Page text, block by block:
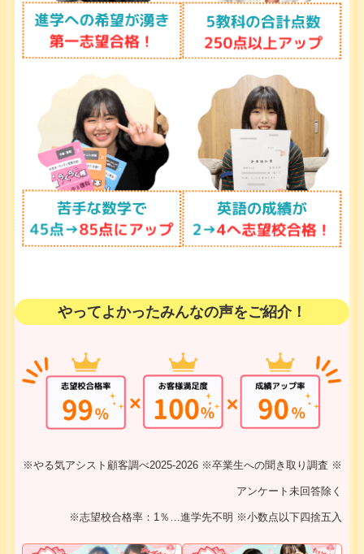
やってよかったみんなの声をご紹介！
※やる気アシスト顧客調べ2025-2026 ※卒業生への聞き取り調査 ※
アンケート未回答除く
※志望校合格率：1％…進学先不明 ※小数点以下四捨五入